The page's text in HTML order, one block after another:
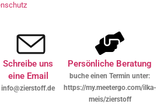
Schreibe uns
eine Email
info@zierstoff.de
Persönliche Beratung
buche einen Termin unter:
https://my.meetergo.com/ilka-
meis/zierstoff